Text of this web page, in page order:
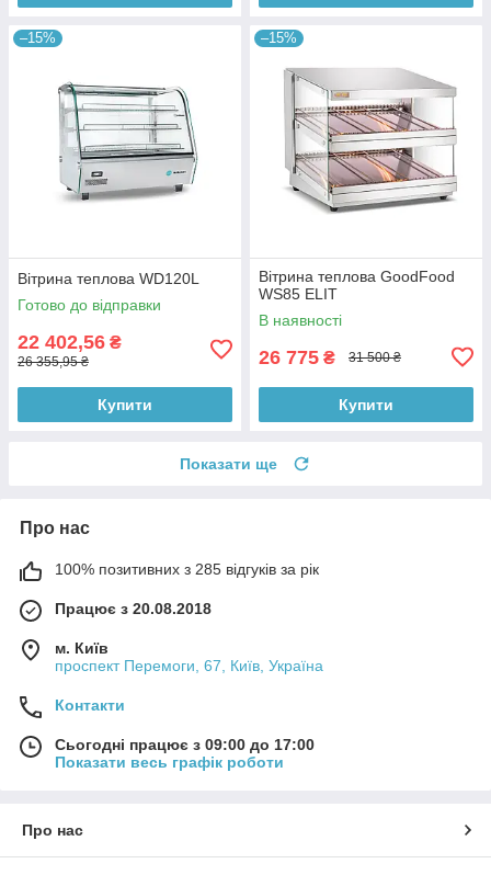
–15%
Вітрина теплова WD120L
Готово до відправки
22 402,56 ₴
26 355,95 ₴
Купити
–15%
Вітрина теплова GoodFood
WS85 ELIT
В наявності
26 775 ₴ 31 500 ₴
Купити
Показати ще
Про нас
100% позитивних з 285 відгуків за рік
Працює з 20.08.2018
м. Київ
проспект Перемоги, 67, Київ, Україна
Контакти
Сьогодні працює з 09:00 до 17:00
Показати весь графік роботи
Про нас